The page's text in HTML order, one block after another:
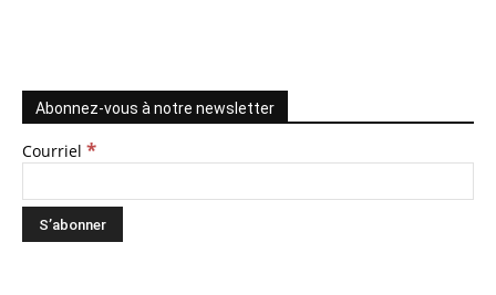
Abonnez-vous à notre newsletter
Courriel *